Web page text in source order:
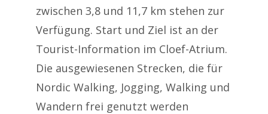
zwischen 3,8 und 11,7 km stehen zur
Verfügung. Start und Ziel ist an der
Tourist-Information im Cloef-Atrium.
Die ausgewiesenen Strecken, die für
Nordic Walking, Jogging, Walking und
Wandern frei genutzt werden